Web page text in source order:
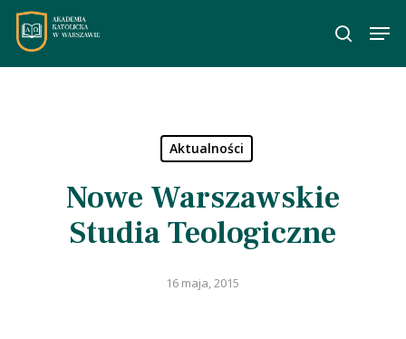
Skip
main
Aktualności
Nowe Warszawskie
Studia Teologiczne
16 maja, 2015